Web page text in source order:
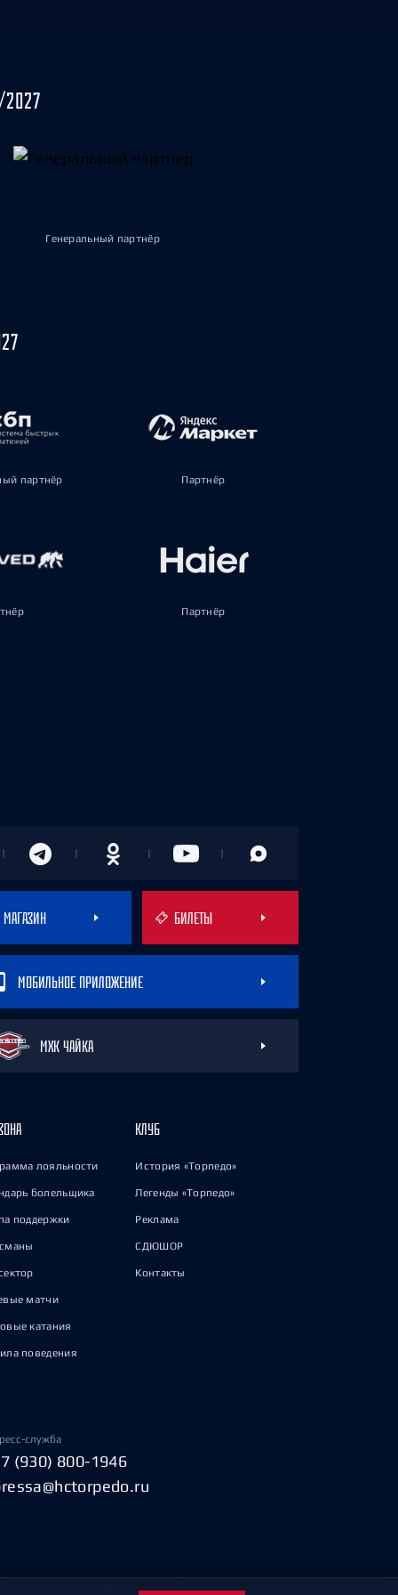
Генеральный партнёр
партнёр Партнёр
Партнёр
МАГАЗИН БИЛЕТЫ
МОБИЛЬНОЕ ПРИЛОЖЕНИЕ
МХК ЧАЙКА
лояльности
болельщика
поддержки
матчи
катания
поведения
КЛУБ
История «Торпедо»
Легенды «Торпедо»
Реклама
СДЮШОР
Контакты
служба
(930) 800-1946